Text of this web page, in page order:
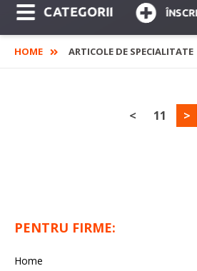
CATEGORII
HOME ARTICOLE DE SPECIALITATE
< 11 >
PENTRU FIRME:
Home